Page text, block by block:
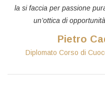
la si faccia per passione
un’ottica di
Pietro
Diplomato Corso di